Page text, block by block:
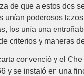
de que a estos dos
unían poderosos
los unía una
criterios y maneras
convenció y el Che
y se instaló en una